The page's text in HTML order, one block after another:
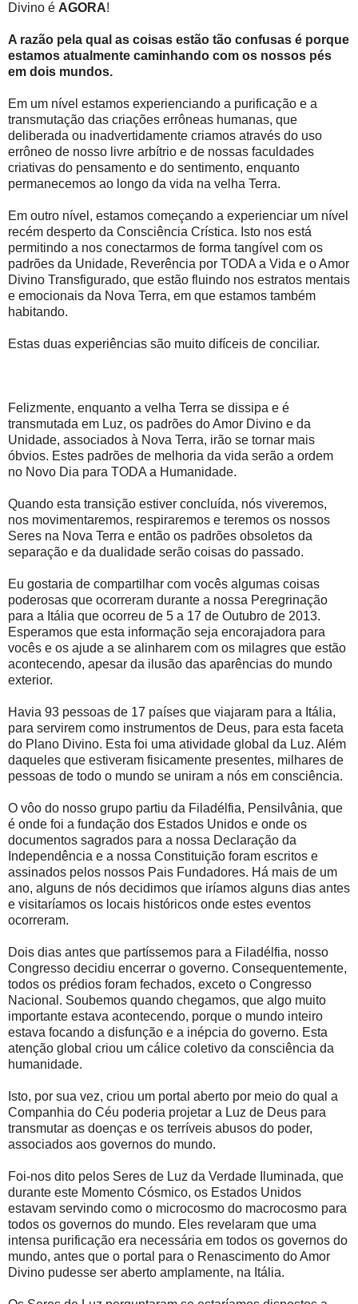
Divino é AGORA!
A razão pela qual as coisas estão tão confusas é porque
estamos atualmente caminhando com os nossos pés
em dois mundos.
Em um nível estamos experienciando a purificação e a
transmutação das criações errôneas humanas, que
deliberada ou inadvertidamente criamos através do uso
errôneo de nosso livre arbítrio e de nossas faculdades
criativas do pensamento e do sentimento, enquanto
permanecemos ao longo da vida na velha Terra.
Em outro nível, estamos começando a experienciar um nível
recém desperto da Consciência Crística. Isto nos está
permitindo a nos conectarmos de forma tangível com os
padrões da Unidade, Reverência por TODA a Vida e o Amor
Divino Transfigurado, que estão fluindo nos estratos mentais
e emocionais da Nova Terra, em que estamos também
habitando.
Estas duas experiências são muito difíceis de conciliar.
Felizmente, enquanto a velha Terra se dissipa e é
transmutada em Luz, os padrões do Amor Divino e da
Unidade, associados à Nova Terra, irão se tornar mais
óbvios. Estes padrões de melhoria da vida serão a ordem
no Novo Dia para TODA a Humanidade.
Quando esta transição estiver concluída, nós viveremos,
nos movimentaremos, respiraremos e teremos os nossos
Seres na Nova Terra e então os padrões obsoletos da
separação e da dualidade serão coisas do passado.
Eu gostaria de compartilhar com vocês algumas coisas
poderosas que ocorreram durante a nossa Peregrinação
para a Itália que ocorreu de 5 a 17 de Outubro de 2013.
Esperamos que esta informação seja encorajadora para
vocês e os ajude a se alinharem com os milagres que estão
acontecendo, apesar da ilusão das aparências do mundo
exterior.
Havia 93 pessoas de 17 países que viajaram para a Itália,
para servirem como instrumentos de Deus, para esta faceta
do Plano Divino. Esta foi uma atividade global da Luz. Além
daqueles que estiveram fisicamente presentes, milhares de
pessoas de todo o mundo se uniram a nós em consciência.
O vôo do nosso grupo partiu da Filadélfia, Pensilvânia, que
é onde foi a fundação dos Estados Unidos e onde os
documentos sagrados para a nossa Declaração da
Independência e a nossa Constituição foram escritos e
assinados pelos nossos Pais Fundadores. Há mais de um
ano, alguns de nós decidimos que iríamos alguns dias antes
e visitaríamos os locais históricos onde estes eventos
ocorreram.
Dois dias antes que partíssemos para a Filadélfia, nosso
Congresso decidiu encerrar o governo. Consequentemente,
todos os prédios foram fechados, exceto o Congresso
Nacional. Soubemos quando chegamos, que algo muito
importante estava acontecendo, porque o mundo inteiro
estava focando a disfunção e a inépcia do governo. Esta
atenção global criou um cálice coletivo da consciência da
humanidade.
Isto, por sua vez, criou um portal aberto por meio do qual a
Companhia do Céu poderia projetar a Luz de Deus para
transmutar as doenças e os terríveis abusos do poder,
associados aos governos do mundo.
Foi-nos dito pelos Seres de Luz da Verdade Iluminada, que
durante este Momento Cósmico, os Estados Unidos
estavam servindo como o microcosmo do macrocosmo para
todos os governos do mundo. Eles revelaram que uma
intensa purificação era necessária em todos os governos do
mundo, antes que o portal para o Renascimento do Amor
Divino pudesse ser aberto amplamente, na Itália.